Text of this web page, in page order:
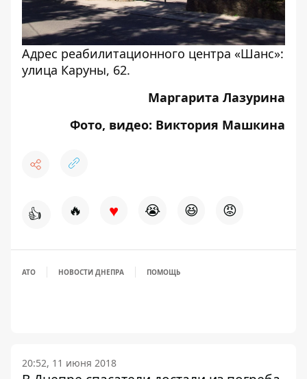
Адрес реабилитационного центра «Шанс»:
улица Каруны, 62.
Маргарита Лазурина
Фото, видео: Виктория Машкина
👍 🔥 ♥ 😭 😆 😡
АТО НОВОСТИ ДНЕПРА ПОМОЩЬ
20:52, 11 июня 2018